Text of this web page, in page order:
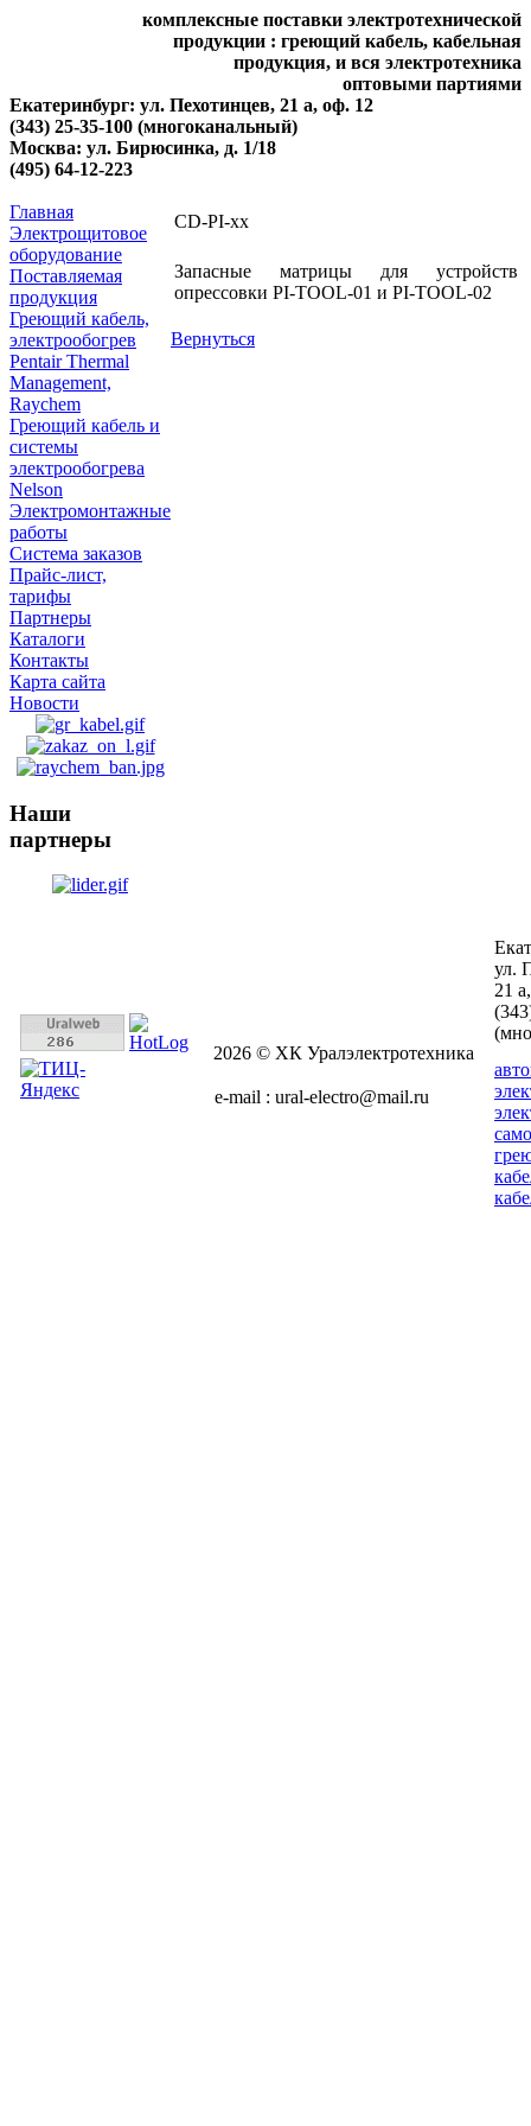
комплексные поставки электротехнической
продукции : греющий кабель, кабельная
продукция, и вся электротехника
оптовыми партиями
Екатеринбург: ул. Пехотинцев, 21 а, оф. 12
(343) 25-35-100 (многоканальный)
Москва: ул. Бирюсинка, д. 1/18
(495) 64-12-223
Главная
Электрощитовое
оборудование
Поставляемая
продукция
Греющий кабель,
электрообогрев
Pentair Thermal
Management,
Raychem
Греющий кабель и
системы
электрообогрева
Nelson
Электромонтажные
работы
Система заказов
Прайс-лист,
тарифы
Партнеры
Каталоги
Контакты
Карта сайта
Новости
Наши
партнеры
CD-PI-xx
Запасные матрицы для устройств
опрессовки PI-TOOL-01 и PI-TOOL-02
Вернуться
2026 © ХК Уралэлектротехника
e-mail : ural-electro@mail.ru
ул.
21